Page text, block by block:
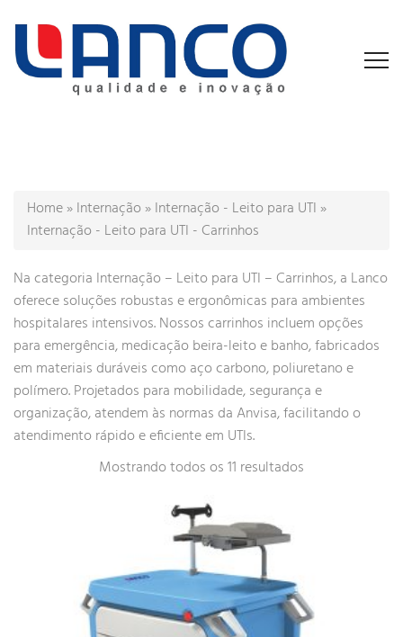
Home»Internação»Internação - Leito para UTI »
Internação - Leito para UTI - Carrinhos
Na categoria Internação – Leito para UTI – Carrinhos, a Lanco
oferece soluções robustas e ergonômicas para ambientes
hospitalares intensivos. Nossos carrinhos incluem opções
para emergência, medicação beira-leito e banho, fabricados
em materiais duráveis como aço carbono, poliuretano e
polímero. Projetados para mobilidade, segurança e
organização, atendem às normas da Anvisa, facilitando o
atendimento rápido e eficiente em UTIs.
Mostrando todos os 11 resultados